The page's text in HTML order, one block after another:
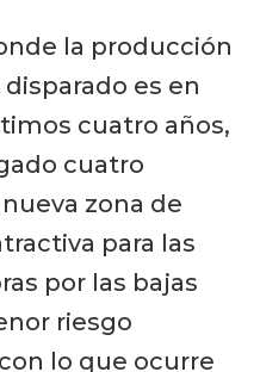
la producción
es en
cuatro años,
cuatro
zona de
para las
por las bajas
riesgo
lo que ocurre